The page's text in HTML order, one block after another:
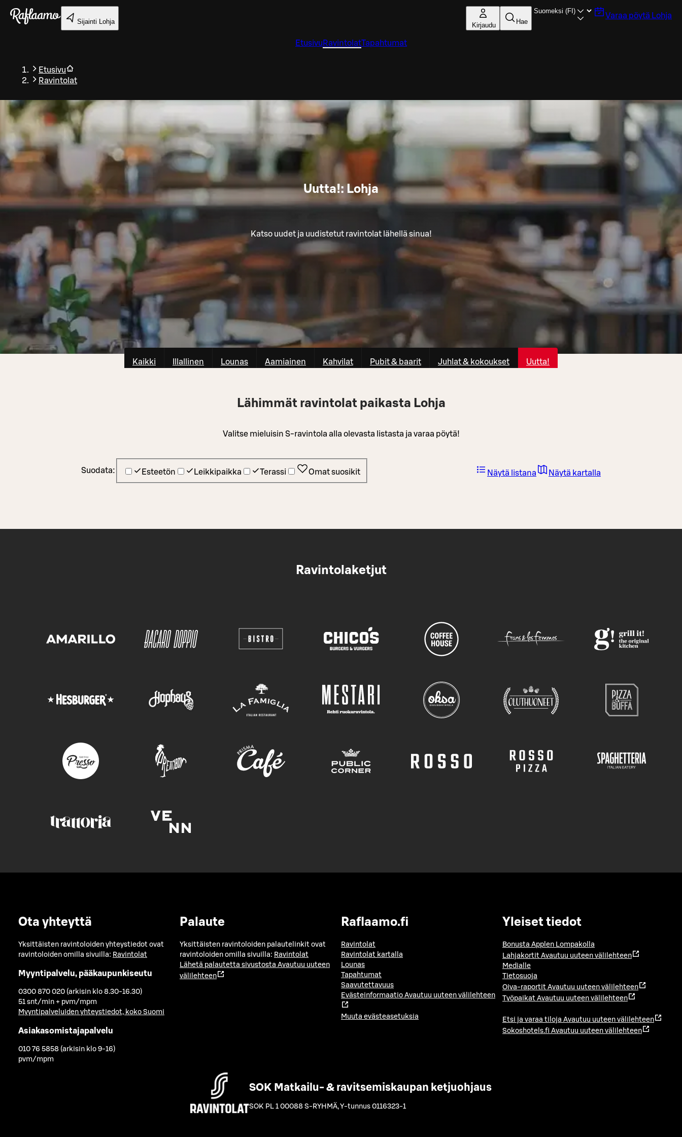
Siirry pääsisältöön
Sijainti Lohja Kirjaudu Hae
Varaa pöytä Lohja
Etusivu RavintolatTapahtumat
Etusivu
Ravintolat
Uutta!: Lohja
Katso uudet ja uudistetut ravintolat lähellä sinua!
Kaikki Illallinen Lounas Aamiainen Kahvilat Pubit & baarit Juhlat & kokoukset Uutta!
Lähimmät ravintolat paikasta Lohja
Valitse mieluisin S-ravintola alla olevasta listasta ja varaa pöytä!
Suodata: Esteetön Leikkipaikka Terassi Omat suosikit Näytä listana Näytä kartalla
Ravintolaketjut
Ota yhteyttä
Yksittäisten ravintoloiden yhteystiedot ovat
ravintoloiden omilla sivuilla: Ravintolat
Myyntipalvelu, pääkaupunkiseutu
0300 870 020 (arkisin klo 8.30-16.30)
51 snt/min + pvm/mpm
Myyntipalveluiden yhteystiedot, koko Suomi
Asiakasomistajapalvelu
010 76 5858 (arkisin klo 9-16)
pvm/mpm
Palaute
Yksittäisten ravintoloiden palautelinkit ovat
ravintoloiden omilla sivuilla: Ravintolat
Lähetä palautetta sivustosta Avautuu uuteen
välilehteen
Raflaamo.fi
Ravintolat
Ravintolat kartalla
Lounas
Tapahtumat
Saavutettavuus
Evästeinformaatio Avautuu uuteen välilehteen
Muuta evästeasetuksia
Yleiset tiedot
Bonusta Applen Lompakolla
Lahjakortit Avautuu uuteen välilehteen
Medialle
Tietosuoja
Oiva-raportit Avautuu uuteen välilehteen
Työpaikat Avautuu uuteen välilehteen
Etsi ja varaa tiloja Avautuu uuteen välilehteen
Sokoshotels.fi Avautuu uuteen välilehteen
SOK Matkailu- & ravitsemiskaupan ketjuohjaus
SOK PL 1 00088 S-RYHMÄ,Y-tunnus 0116323-1